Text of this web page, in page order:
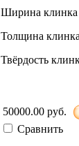
Ширина
Толщина
Твёрдость
50000.00 руб.
Сравнить